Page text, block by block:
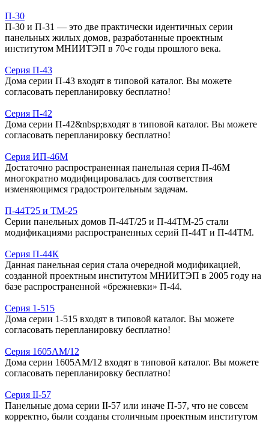
П-30
П-30 и П-31 — это две практически идентичных серии
панельных жилых домов, разработанные проектным
институтом МНИИТЭП в 70-е годы прошлого века.
Серия П-43
Дома серии П-43 входят в типовой каталог. Вы можете
согласовать перепланировку бесплатно!
Серия П-42
Дома серии П-42&nbsp;входят в типовой каталог. Вы можете
согласовать перепланировку бесплатно!
Серия ИП-46М
Достаточно распространенная панельная серия П-46М
многократно модифицировалась для соответствия
изменяющимся градостроительным задачам.
П-44Т25 и ТМ-25
Серии панельных домов П-44Т/25 и П-44ТМ-25 стали
модификациями распространенных серий П-44Т и П-44ТМ.
Серия П-44К
Данная панельная серия стала очередной модификацией,
созданной проектным институтом МНИИТЭП в 2005 году на
базе распространенной «брежневки» П-44.
Серия 1-515
Дома серии 1-515 входят в типовой каталог. Вы можете
согласовать перепланировку бесплатно!
Серия 1605АМ/12
Дома серии 1605АМ/12 входят в типовой каталог. Вы можете
согласовать перепланировку бесплатно!
Серия II-57
Панельные дома серии II-57 или иначе П-57, что не совсем
корректно, были созданы столичным проектным институтом